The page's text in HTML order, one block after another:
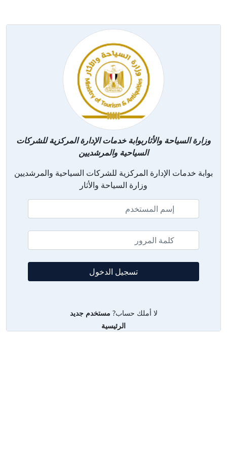
وزارة السياحة والأثاربوابة خدمات الإدارة المركزية للشركات
السياحية والمرشديين
بوابة خدمات الإدارة المركزية للشركات السياحية والمرشديين
وزارة السياحة والأثار
لا أملك حساب? مستخدم جديد
الرئيسية